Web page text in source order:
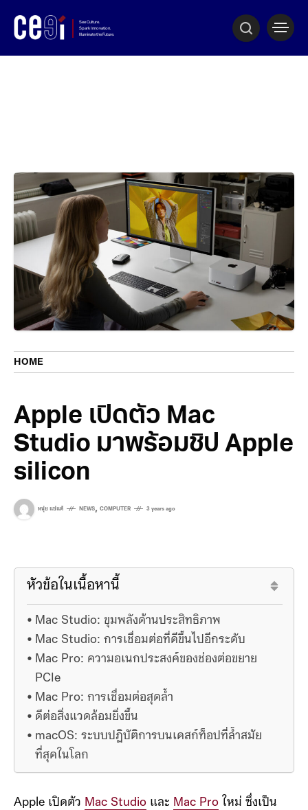
HOME
Apple เปิดตัว Mac
Studio มาพร้อมชิป Apple
silicon
หนุ่ย แซ่แต้ NEWS, COMPUTER 3 years ago
หัวข้อในเนื้อหานี้
Mac Studio: ขุมพลังด้านประสิทธิภาพ
Mac Studio: การเชื่อมต่อที่ดีขึ้นไปอีกระดับ
Mac Pro: ความอเนกประสงค์ของช่องต่อขยาย
PCIe
Mac Pro: การเชื่อมต่อสุดล้ำ
ดีต่อสิ่งแวดล้อมยิ่งขึ้น
macOS: ระบบปฏิบัติการบนเดสก์ท็อปที่ล้ำสมัย
ที่สุดในโลก
Apple เปิดตัว Mac Studio และ Mac Pro ใหม่ ซึ่งเป็น